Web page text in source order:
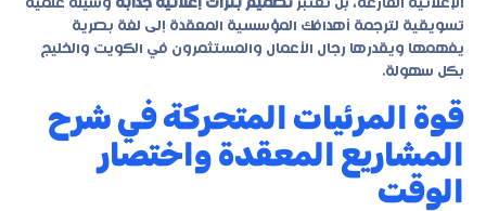
الإعلانية الفارغة، بل نعتبر تصميم بنرات إعلانية جذابة وسيلة علمية
تسويقية لترجمة أهدافك المؤسسية المعقدة إلى لغة بصرية
يفهمها ويقدرها رجال الأعمال والمستثمرون في الكويت والخليج
بكل سهولة.
قوة المرئيات المتحركة في شرح
المشاريع المعقدة واختصار
الوقت